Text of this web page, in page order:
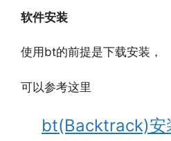
软件安装
使用bt的前提是下载安装，
可以参考这里
bt(Backtrack)